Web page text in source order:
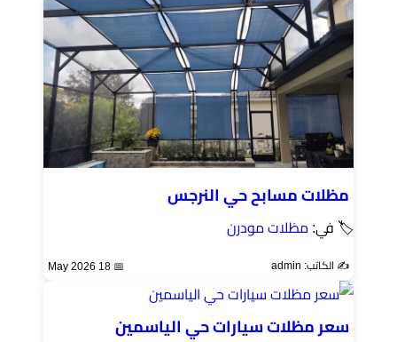
مظلات مسابح حي النرجس
🏷 في: مظلات مودرن
✍️ الكاتب: admin 📅 18 May 2026
سعر مظلات سيارات حي الياسمين